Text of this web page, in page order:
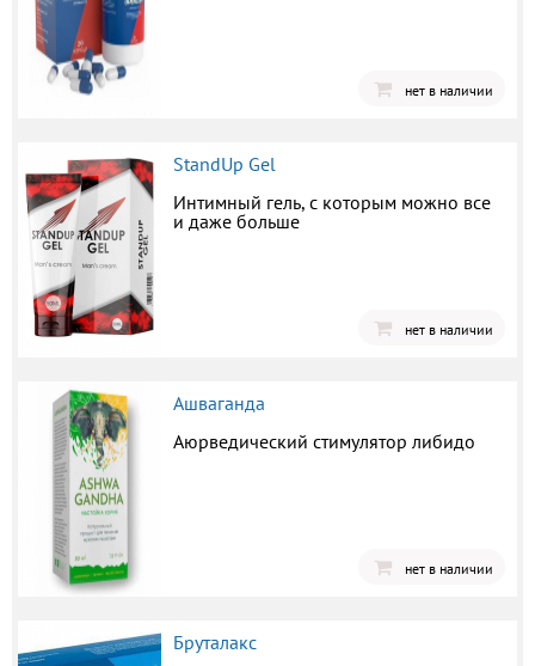
нет в наличии
StandUp Gel
Интимный гель, с которым можно все
и даже больше
нет в наличии
Ашваганда
Аюрведический стимулятор либидо
нет в наличии
Бруталакс